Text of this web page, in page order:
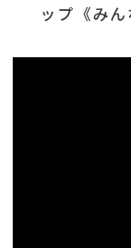
ップ《み